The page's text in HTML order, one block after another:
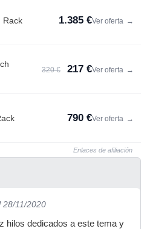
Rack 1.385 €Ver oferta →
320 € 217 €Ver oferta →
790 €Ver oferta →
Enlaces de afiliación
28/11/2020
hilos dedicados a este tema y